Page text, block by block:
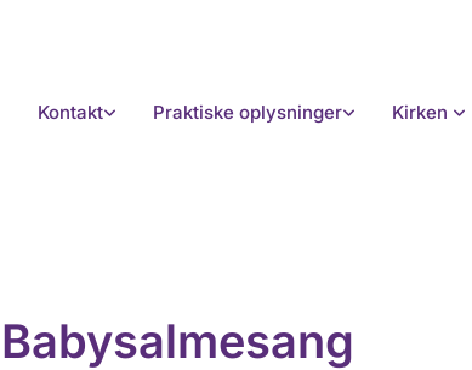
Kontakt Praktiske oplysninger Kirken
Babysalmesang